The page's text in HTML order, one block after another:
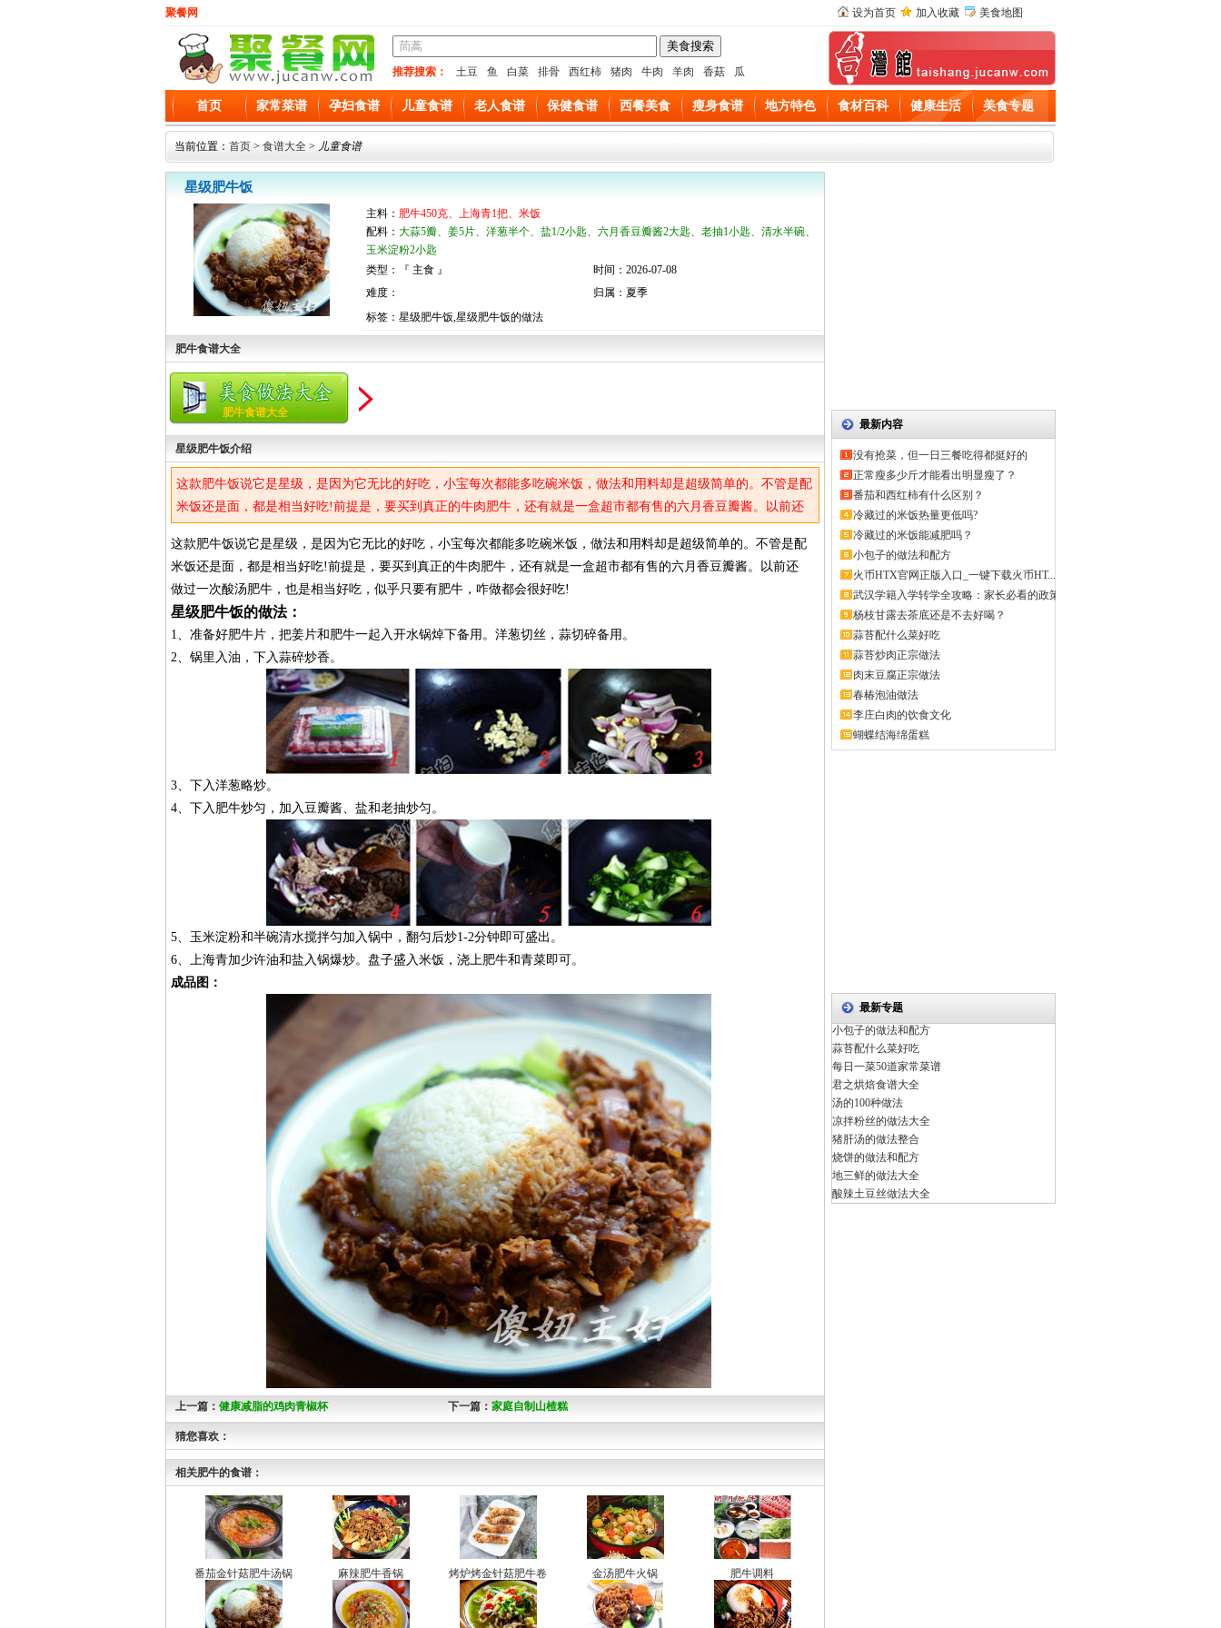
聚餐网 设为首页 加入收藏 美食地图
推荐搜索： 土豆 鱼 白菜 排骨 西红柿 猪肉 牛肉 羊肉 香菇 瓜
首页 家常菜谱 孕妇食谱 儿童食谱 老人食谱 保健食谱 西餐美食 瘦身食谱 地方特色 食材百科 健康生活 美食专题
当前位置： 首页 > 食谱大全 > 儿童食谱
星级肥牛饭
主料： 肥牛450克、上海青1把、米饭
配料： 大蒜5瓣、姜5片、洋葱半个、盐1/2小匙、六月香豆瓣酱2大匙、老抽1小匙、清水半碗、
玉米淀粉2小匙
类型：『 主食 』
时间：2026-07-08
难度：
归属：夏季
标签：星级肥牛饭,星级肥牛饭的做法
肥牛食谱大全
肥牛食谱大全
星级肥牛饭介绍
这款肥牛饭说它是星级，是因为它无比的好吃，小宝每次都能多吃碗米饭，做法和用料却是超级简单的。不管是配
米饭还是面，都是相当好吃!前提是，要买到真正的牛肉肥牛，还有就是一盒超市都有售的六月香豆瓣酱。以前还
这款肥牛饭说它是星级，是因为它无比的好吃，小宝每次都能多吃碗米饭，做法和用料却是超级简单的。不管是配
米饭还是面，都是相当好吃!前提是，要买到真正的牛肉肥牛，还有就是一盒超市都有售的六月香豆瓣酱。以前还
做过一次酸汤肥牛，也是相当好吃，似乎只要有肥牛，咋做都会很好吃!
星级肥牛饭的做法：
1、准备好肥牛片，把姜片和肥牛一起入开水锅焯下备用。洋葱切丝，蒜切碎备用。
2、锅里入油，下入蒜碎炒香。
3、下入洋葱略炒。
4、下入肥牛炒匀，加入豆瓣酱、盐和老抽炒匀。
5、玉米淀粉和半碗清水搅拌匀加入锅中，翻匀后炒1-2分钟即可盛出。
6、上海青加少许油和盐入锅爆炒。盘子盛入米饭，浇上肥牛和青菜即可。
成品图：
上一篇： 健康减脂的鸡肉青椒杯 下一篇： 家庭自制山楂糕
猜您喜欢：
相关肥牛的食谱：
番茄金针菇肥牛汤锅 麻辣肥牛香锅 烤炉烤金针菇肥牛卷 金汤肥牛火锅 肥牛调料
最新内容
没有抢菜，但一日三餐吃得都挺好的
正常瘦多少斤才能看出明显瘦了？
番茄和西红柿有什么区别？
冷藏过的米饭热量更低吗?
冷藏过的米饭能减肥吗？
小包子的做法和配方
火币HTX官网正版入口_一键下载火币HT...
武汉学籍入学转学全攻略：家长必看的政策
解...
杨枝甘露去茶底还是不去好喝？
蒜苔配什么菜好吃
蒜苔炒肉正宗做法
肉末豆腐正宗做法
春椿泡油做法
李庄白肉的饮食文化
蝴蝶结海绵蛋糕
最新专题
小包子的做法和配方
蒜苔配什么菜好吃
每日一菜50道家常菜谱
君之烘焙食谱大全
汤的100种做法
凉拌粉丝的做法大全
猪肝汤的做法整合
烧饼的做法和配方
地三鲜的做法大全
酸辣土豆丝做法大全